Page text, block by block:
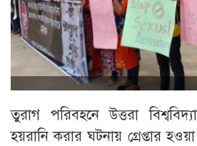
তুরাগ পরিবহনে উত্তরা
হয়রানি করার ঘটনায় গ্রেপ্তার